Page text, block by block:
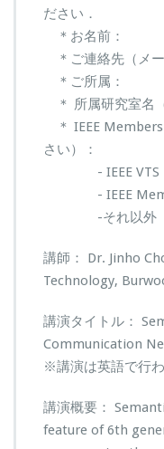
ださい．
＊お名前：
＊ご連絡先（メ
＊ご所属：
＊ 所属研究室名
＊ IEEE
さい）：
- IEEE VTS
- IEEE
-そ
講師： Dr. Jinho
Technology,
講演タイトル：
Communication
※講演は英語で行
講演概要：
feature of 6th